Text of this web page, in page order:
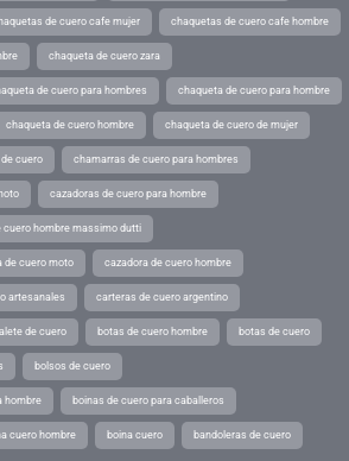
de cuero cafe mujer chaquetas de cuero cafe hombre
chaqueta de cuero zara
de cuero para hombres chaqueta de cuero para hombre
chaqueta de cuero hombre chaqueta de cuero de mujer
cuero chamarras de cuero para hombres
cazadoras de cuero para hombre
cuero hombre massimo dutti
de cuero moto cazadora de cuero hombre
artesanales carteras de cuero argentino
de cuero botas de cuero hombre botas de cuero
bolsos de cuero
hombre boinas de cuero para caballeros
cuero hombre boina cuero bandoleras de cuero